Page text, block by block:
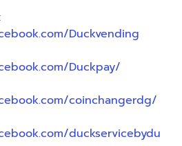
Duckvending
Duckpay/
coinchangerdg/
duckservicebydu